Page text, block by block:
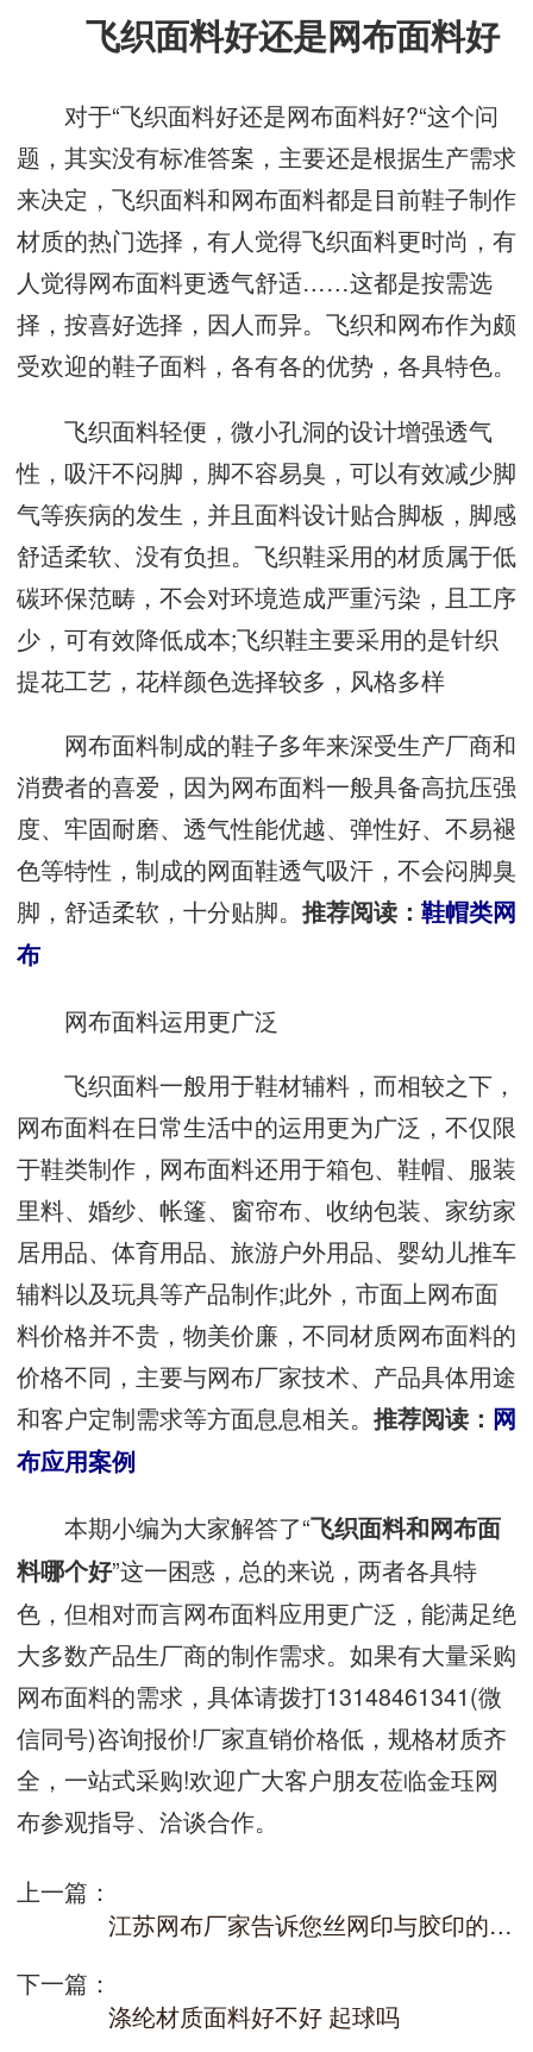
飞织面料好还是网布面料好
对于“飞织面料好还是网布面料好?“这个问
题，其实没有标准答案，主要还是根据生产需求
来决定，飞织面料和网布面料都是目前鞋子制作
材质的热门选择，有人觉得飞织面料更时尚，有
人觉得网布面料更透气舒适……这都是按需选
择，按喜好选择，因人而异。飞织和网布作为颇
受欢迎的鞋子面料，各有各的优势，各具特色。
飞织面料轻便，微小孔洞的设计增强透气
性，吸汗不闷脚，脚不容易臭，可以有效减少脚
气等疾病的发生，并且面料设计贴合脚板，脚感
舒适柔软、没有负担。飞织鞋采用的材质属于低
碳环保范畴，不会对环境造成严重污染，且工序
少，可有效降低成本;飞织鞋主要采用的是针织
提花工艺，花样颜色选择较多，风格多样
网布面料制成的鞋子多年来深受生产厂商和
消费者的喜爱，因为网布面料一般具备高抗压强
度、牢固耐磨、透气性能优越、弹性好、不易褪
色等特性，制成的网面鞋透气吸汗，不会闷脚臭
脚，舒适柔软，十分贴脚。 推荐阅读： 鞋帽类网
布
网布面料运用更广泛
飞织面料一般用于鞋材辅料，而相较之下，
网布面料在日常生活中的运用更为广泛，不仅限
于鞋类制作，网布面料还用于箱包、鞋帽、服装
里料、婚纱、帐篷、窗帘布、收纳包装、家纺家
居用品、体育用品、旅游户外用品、婴幼儿推车
辅料以及玩具等产品制作;此外，市面上网布面
料价格并不贵，物美价廉，不同材质网布面料的
价格不同，主要与网布厂家技术、产品具体用途
和客户定制需求等方面息息相关。 推荐阅读： 网
布应用案例
本期小编为大家解答了“飞织面料和网布面
料哪个好”这一困惑，总的来说，两者各具特
色，但相对而言网布面料应用更广泛，能满足绝
大多数产品生厂商的制作需求。如果有大量采购
网布面料的需求，具体请拨打13148461341(微
信同号)咨询报价!厂家直销价格低，规格材质齐
全，一站式采购!欢迎广大客户朋友莅临金珏网
布参观指导、洽谈合作。
上一篇：
江苏网布厂家告诉您丝网印与胶印的区别
下一篇：
涤纶材质面料好不好 起球吗